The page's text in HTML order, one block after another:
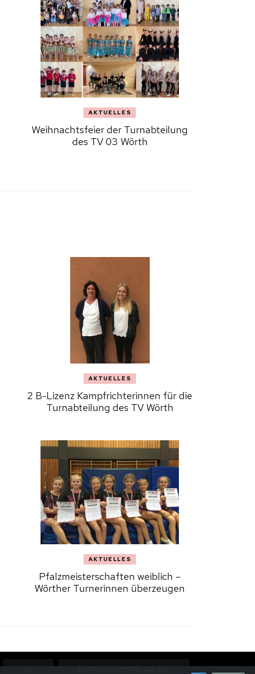
AKTUELLES
Weihnachtsfeier der Turnabteilung
des TV 03 Wörth
AKTUELLES
2 B-Lizenz Kampfrichterinnen für die
Turnabteilung des TV Wörth
AKTUELLES
Pfalzmeisterschaften weiblich –
Wörther Turnerinnen überzeugen